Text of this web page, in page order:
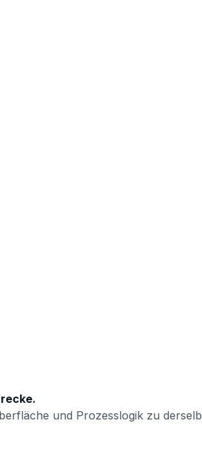
und Prozesslogik zu